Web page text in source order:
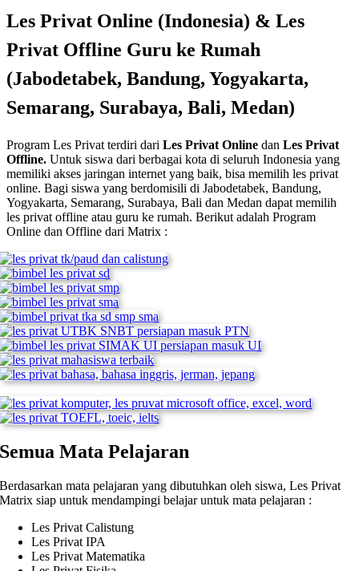
Les Privat Online (Indonesia) & Les
Privat Offline Guru ke Rumah
(Jabodetabek, Bandung, Yogyakarta,
Semarang, Surabaya, Bali, Medan)
Program Les Privat terdiri dari Les Privat Online dan Les Privat
Offline. Untuk siswa dari berbagai kota di seluruh Indonesia yang
memiliki akses jaringan internet yang baik, bisa memilih les privat
online. Bagi siswa yang berdomisili di Jabodetabek, Bandung,
Yogyakarta, Semarang, Surabaya, Bali dan Medan dapat memilih
les privat offline atau guru ke rumah. Berikut adalah Program
Online dan Offline dari Matrix :
Semua Mata Pelajaran
Berdasarkan mata pelajaran yang dibutuhkan oleh siswa, Les Privat
Matrix siap untuk mendampingi belajar untuk mata pelajaran :
Les Privat Calistung
Les Privat IPA
Les Privat Matematika